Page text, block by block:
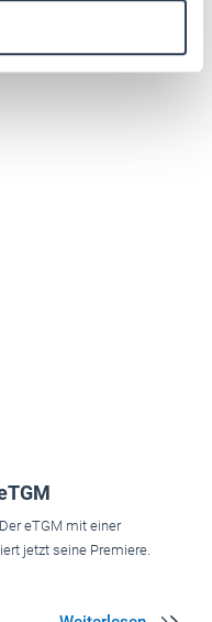
Datenschutz